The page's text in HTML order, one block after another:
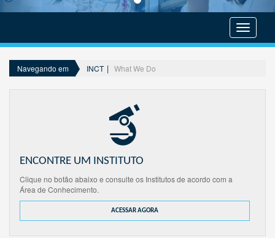
menu
Navegando em INCT What We Do
ENCONTRE UM INSTITUTO
Clique no botão abaixo e consulte os Institutos de acordo com a
Área de Conhecimento.
ACESSAR AGORA